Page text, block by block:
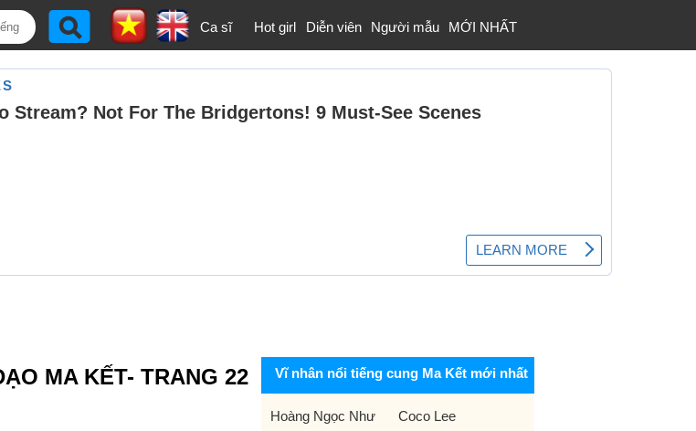
Ca sĩ Hot girl Diễn viên Người mẫu MỚI NHẤT
MA KẾT- TRANG 22 Vĩ nhân nổi tiếng cung Ma Kết mới nhất
Hoàng Ngọc Như
Coco Lee